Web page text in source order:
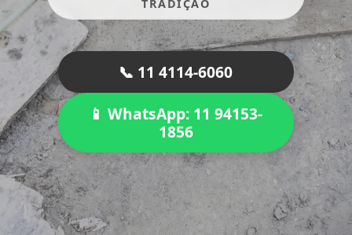
TRADIÇÃO
📞 11 4114-6060
📱 WhatsApp: 11 94153-
1856